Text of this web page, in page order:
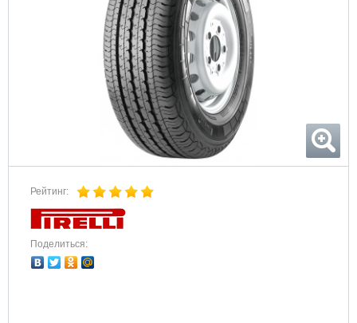
Рейтинг:
Поделиться: